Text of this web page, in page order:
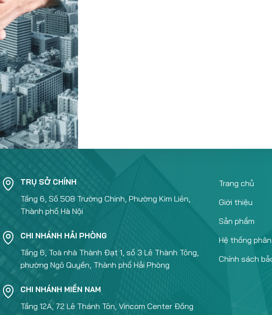
TRỤ SỞ CHÍNH
Tầng 6, Số 508 Trường Chinh, Phường Kim Liên,
Thành phố Hà Nội
CHI NHÁNH HẢI PHÒNG
Tầng 6, Toà nhà Thành Đạt 1, số 3 Lê Thành Tông,
phường Ngô Quyền, Thành phố Hải Phòng
CHI NHÁNH MIỀN NAM
Tầng 12A, 72 Lê Thánh Tôn, Vincom Center Đồng
Trang chủ
Giới thiệu
Sản phẩm
Hệ thống
Chính sách